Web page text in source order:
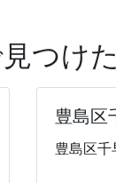
つけ
豊島区
豊島区